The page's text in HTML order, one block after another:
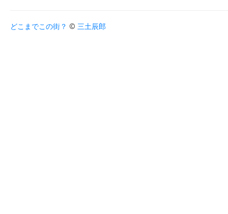
どこまでこの街？ © 三土辰郎